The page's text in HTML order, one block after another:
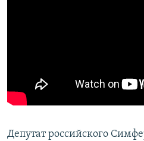
Депутат российского